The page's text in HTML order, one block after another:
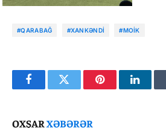
#QARABAĞ #XANKƏNDI #MOİK
FacebookTwitter Pinterest
OXŞARXƏBƏRƏR